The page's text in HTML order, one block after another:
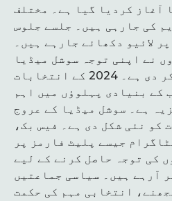
آغاز کردیا گیا ہے۔ مختلف
کی جارہی ہیں۔ جلسے جلوس
لائیو دکھائے جارہے ہیں۔
نے اپنی توجہ سوشل میڈیا
پلیٹ فارمز پر مرکوز کر دی ہے۔ 2024 کے انتخابات
کے بنیادی پہلوؤں میں اہم
ہے۔ سوشل میڈیا کے عروج
کو نئی شکل دی ہے۔ فیس بک،
جیسے پلیٹ فارمز پر
کی توجہ حاصل کرنے کے لیے
آرہے ہیں۔ سیاسی جماعتیں
انتخابی مہم کی حکمت